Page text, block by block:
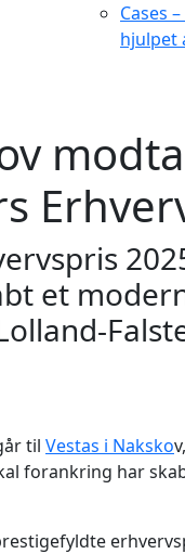
Cases
hjulpet
et
til Vestas i Naksko
forankring har